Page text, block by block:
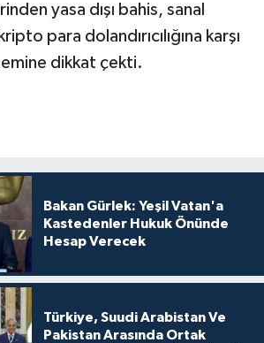
yasa dışı bahis, sanal
para dolandırıcılığına karşı
dikkat çekti.
Bakan Gürlek: Yeşil Vatan'a
Kastedenler Hukuk Önünde
Hesap Verecek
Türkiye, Suudi Arabistan Ve
Pakistan Arasında Ortak